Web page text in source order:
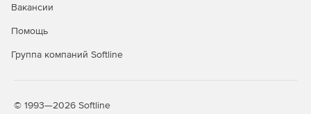
Вакансии
Помощь
Группа компаний Softline
© 1993—2026 Softline